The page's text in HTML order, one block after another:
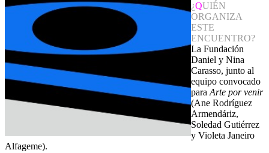
¿QUIÉN
ORGANIZA
ESTE
ENCUENTRO?
La Fundación
Daniel y Nina
Carasso, junto al
equipo convocado
para Arte por venir
(Ane Rodríguez
Armendáriz,
Soledad Gutiérrez
y Violeta Janeiro
Alfageme).